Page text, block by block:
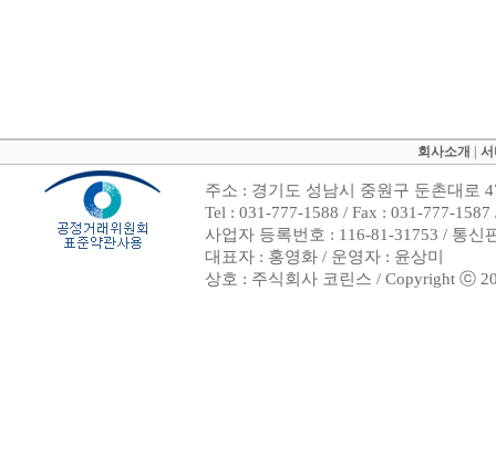
회사소개
주소 : 경기도 성남시 중원구 둔촌대로
Tel : 031-777-1588 / Fax : 031-777-
사업자 등록번호 : 116-81-31753 / 통신
대표자 : 홍영화 / 운영자 : 윤상미
상호 : 주식회사 코린스 / Copyright ⓒ